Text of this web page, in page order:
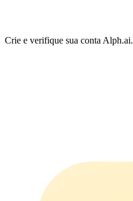
Crie e verifique sua conta Alph.ai.